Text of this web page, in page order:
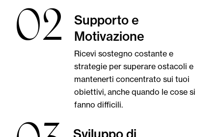
02
Supporto e
Motivazione
Ricevi sostegno costante e
strategie per superare ostacoli e
mantenerti concentrato sui tuoi
obiettivi, anche quando le cose si
fanno difficili.
Sviluppo di